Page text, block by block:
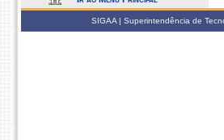
SIGAA | Superintendência de